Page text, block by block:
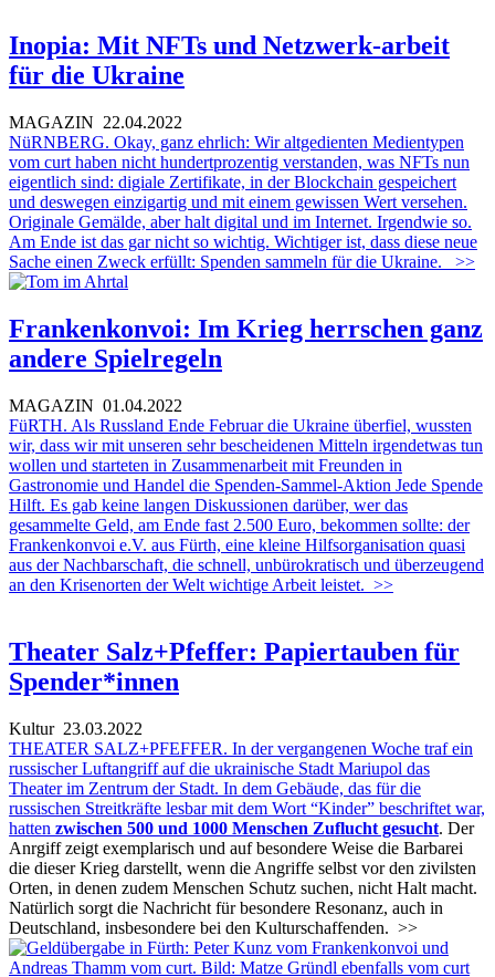
Inopia: Mit NFTs und Netzwerk-arbeit
für die Ukraine
MAGAZIN 22.04.2022
NüRNBERG. Okay, ganz ehrlich: Wir altgedienten Medientypen
vom curt haben nicht hundertprozentig verstanden, was NFTs nun
eigentlich sind: digiale Zertifikate, in der Blockchain gespeichert
und deswegen einzigartig und mit einem gewissen Wert versehen.
Originale Gemälde, aber halt digital und im Internet. Irgendwie so.
Am Ende ist das gar nicht so wichtig. Wichtiger ist, dass diese neue
Sache einen Zweck erfüllt: Spenden sammeln für die Ukraine.
>>
Frankenkonvoi: Im Krieg herrschen ganz
andere Spielregeln
MAGAZIN 01.04.2022
FüRTH. Als Russland Ende Februar die Ukraine überfiel, wussten
wir, dass wir mit unseren sehr bescheidenen Mitteln irgendetwas tun
wollen und starteten in Zusammenarbeit mit Freunden in
Gastronomie und Handel die Spenden-Sammel-Aktion Jede Spende
Hilft. Es gab keine langen Diskussionen darüber, wer das
gesammelte Geld, am Ende fast 2.500 Euro, bekommen sollte: der
Frankenkonvoi e.V. aus Fürth, eine kleine Hilfsorganisation quasi
aus der Nachbarschaft, die schnell, unbürokratisch und überzeugend
an den Krisenorten der Welt wichtige Arbeit leistet. >>
Theater Salz+Pfeffer: Papiertauben für
Spender*innen
Kultur23.03.2022
THEATER SALZ+PFEFFER. In der vergangenen Woche traf ein
russischer Luftangriff auf die ukrainische Stadt Mariupol das
Theater im Zentrum der Stadt. In dem Gebäude, das für die
russischen Streitkräfte lesbar mit dem Wort “Kinder” beschriftet war,
hatten zwischen 500 und 1000 Menschen Zuflucht gesucht. Der
Anrgiff zeigt exemplarisch und auf besondere Weise die Barbarei
die dieser Krieg darstellt, wenn die Angriffe selbst vor den zivilsten
Orten, in denen zudem Menschen Schutz suchen, nicht Halt macht.
Natürlich sorgt die Nachricht für besondere Resonanz, auch in
Deutschland, insbesondere bei den Kulturschaffenden. >>